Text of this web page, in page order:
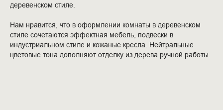
деревенском стиле.
Нам нравится, что в оформлении комнаты в деревенском
стиле сочетаются эффектная мебель, подвески в
индустриальном стиле и кожаные кресла. Нейтральные
цветовые тона дополняют отделку из дерева ручной работы.